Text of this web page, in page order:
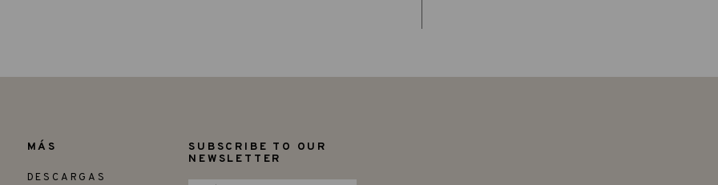
MÁS
DESCARGAS
SUBSCRIBE TO OUR
NEWSLETTER